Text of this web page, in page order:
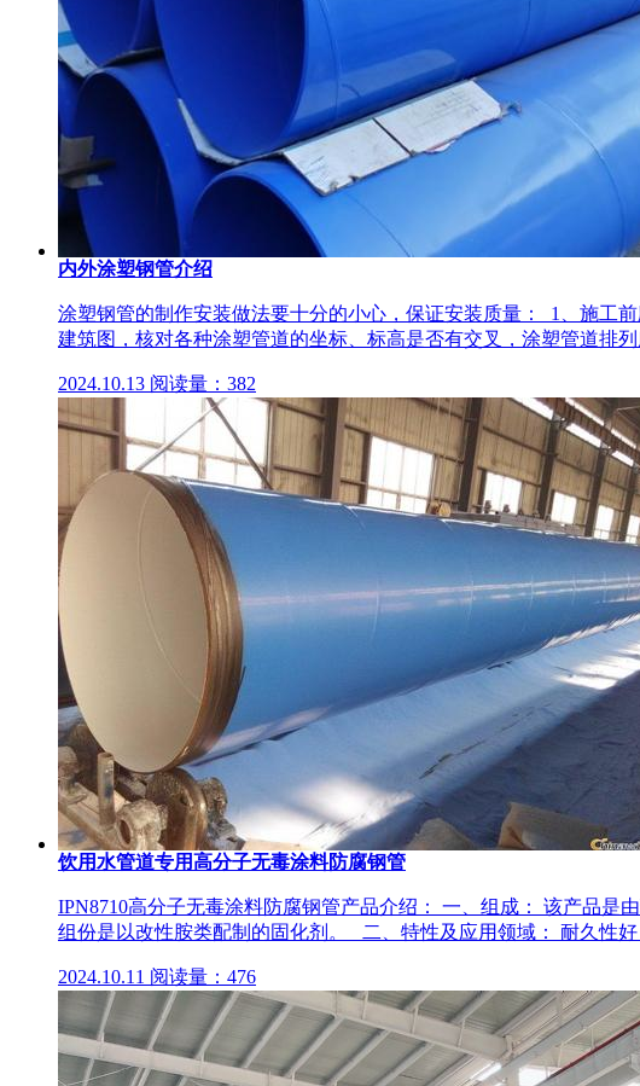
内外涂塑钢管介绍
涂塑钢管的制作安装做法要十分的小心，保证安装质量： 1、施工
建筑图，核对各种涂塑管道的坐标、标高是否有交叉，涂塑管道排
2024.10.13 阅读量：382
饮用水管道专用高分子无毒涂料防腐钢管
IPN8710高分子无毒涂料防腐钢管产品介绍： 一、组成： 该产品
组份是以改性胺类配制的固化剂。 二、特性及应用领域： 耐久性
2024.10.11 阅读量：476